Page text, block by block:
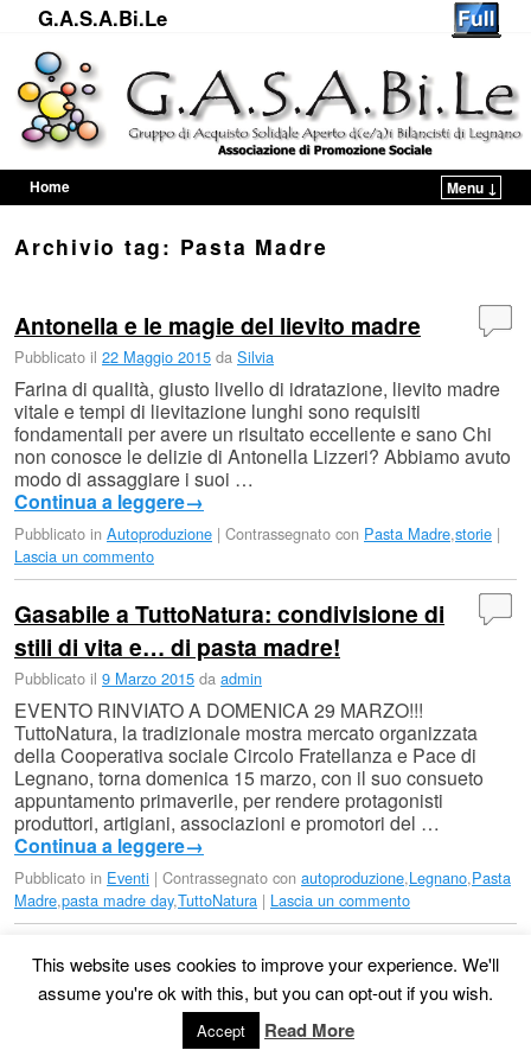
G.A.S.A.Bi.Le
Home
Menu ↓
Archivio tag: Pasta Madre
Antonella e le magie del lievito madre
Pubblicato il 22 Maggio 2015 da Silvia
Farina di qualità, giusto livello di idratazione, lievito madre
vitale e tempi di lievitazione lunghi sono requisiti
fondamentali per avere un risultato eccellente e sano Chi
non conosce le delizie di Antonella Lizzeri? Abbiamo avuto
modo di assaggiare i suoi …
Continua a leggere→
Pubblicato in Autoproduzione | Contrassegnato con Pasta Madre,storie |
Lascia un commento
Gasabile a TuttoNatura: condivisione di
stili di vita e… di pasta madre!
Pubblicato il 9 Marzo 2015 da admin
EVENTO RINVIATO A DOMENICA 29 MARZO!!!
TuttoNatura, la tradizionale mostra mercato organizzata
della Cooperativa sociale Circolo Fratellanza e Pace di
Legnano, torna domenica 15 marzo, con il suo consueto
appuntamento primaverile, per rendere protagonisti
produttori, artigiani, associazioni e promotori del …
Continua a leggere→
Pubblicato in Eventi | Contrassegnato con autoproduzione,Legnano,Pasta
Madre,pasta madre day,TuttoNatura | Lascia un commento
© 2026 - G.A.S.A.Bi.Le
This website uses cookies to improve your experience. We'll
assume you're ok with this, but you can opt-out if you wish.
Accept Read More